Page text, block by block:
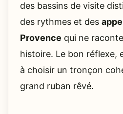
des bassins de visite
des rythmes et des
Provence qui ne
histoire. Le bon réflexe,
à choisir un tronçon
grand ruban rêvé.